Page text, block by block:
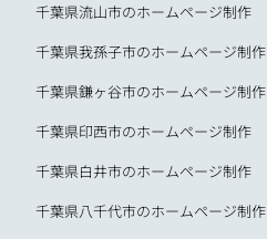
千葉県流山市のホームページ制作
千葉県我孫子市のホームページ制作
千葉県鎌ヶ谷市のホームページ制作
千葉県印西市のホームページ制作
千葉県白井市のホームページ制作
千葉県八千代市のホームページ制作